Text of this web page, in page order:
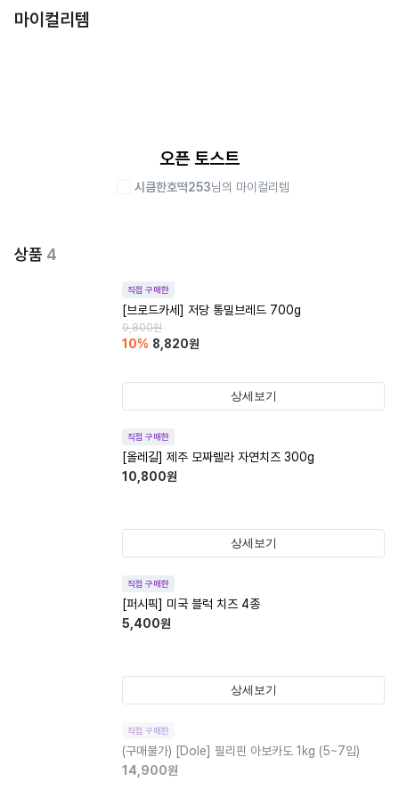
마이컬리템
오픈 토스트
시큼한호떡253님의 마이컬리템
상품 4
직접 구매한
[브로드카세] 저당 통밀브레드 700g
9,800원
10% 8,820원
상세보기
직접 구매한
[올레길] 제주 모짜렐라 자연치즈 300g
10,800원
상세보기
직접 구매한
[퍼시픽] 미국 블럭 치즈 4종
5,400원
상세보기
직접 구매한
(구매불가) [Dole] 필리핀 아보카도 1kg (5~7입)
14,900원